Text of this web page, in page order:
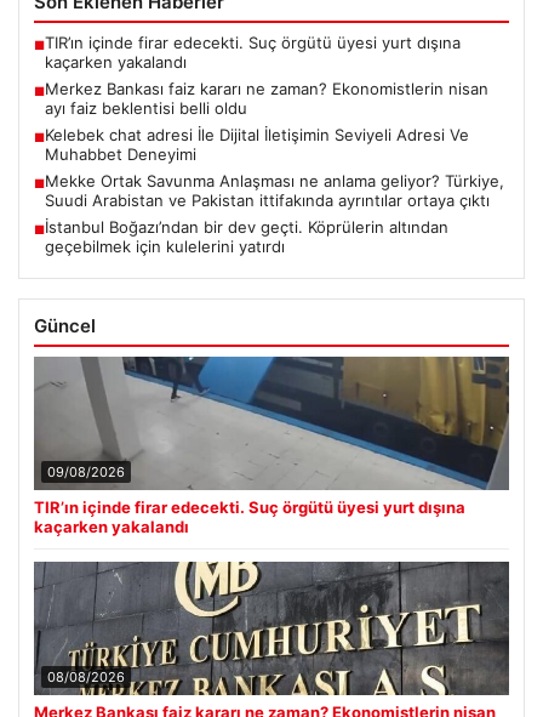
■TIR’ın içinde firar edecekti. Suç örgütü üyesi yurt dışına
kaçarken yakalandı
■Merkez Bankası faiz kararı ne zaman? Ekonomistlerin nisan
ayı faiz beklentisi belli oldu
■Kelebek chat adresi İle Dijital İletişimin Seviyeli Adresi Ve
Muhabbet Deneyimi
■Mekke Ortak Savunma Anlaşması ne anlama geliyor? Türkiye,
Suudi Arabistan ve Pakistan ittifakında ayrıntılar ortaya çıktı
■İstanbul Boğazı’ndan bir dev geçti. Köprülerin altından
geçebilmek için kulelerini yatırdı
Güncel
09/08/2026
TIR’ın içinde firar edecekti. Suç örgütü üyesi yurt dışına
kaçarken yakalandı
08/08/2026
Merkez Bankası faiz kararı ne zaman? Ekonomistlerin nisan